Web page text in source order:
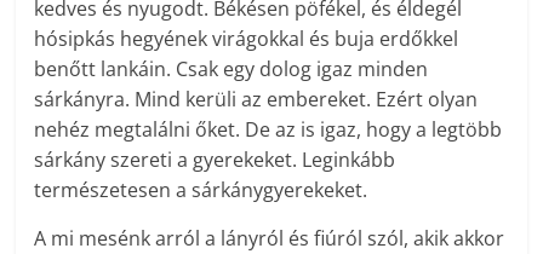
kedves és nyugodt. Békésen pöfékel, és éldegél
hósipkás hegyének virágokkal és buja erdőkkel
benőtt lankáin. Csak egy dolog igaz minden
sárkányra. Mind kerüli az embereket. Ezért olyan
nehéz megtalálni őket. De az is igaz, hogy a legtöbb
sárkány szereti a gyerekeket. Leginkább
természetesen a sárkánygyerekeket.
A mi mesénk arról a lányról és fiúról szól, akik akkor